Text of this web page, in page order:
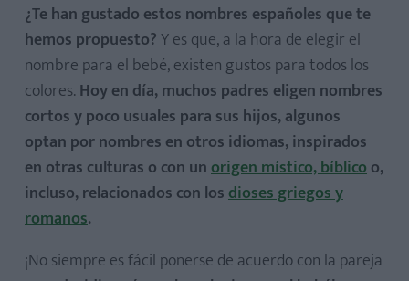
¿Te han gustado estos nombres españoles que te
hemos propuesto?Y es que, a la hora de elegir el
nombre para el bebé, existen gustos para todos los
colores. Hoy en día, muchos padres eligen nombres
cortos y poco usuales para sus hijos, algunos
optan por nombres en otros idiomas, inspirados
en otras culturas o con unorigen místico, bíblicoo,
incluso, relacionados con losdioses griegos y
romanos.
¡No siempre es fácil ponerse de acuerdo con la pareja